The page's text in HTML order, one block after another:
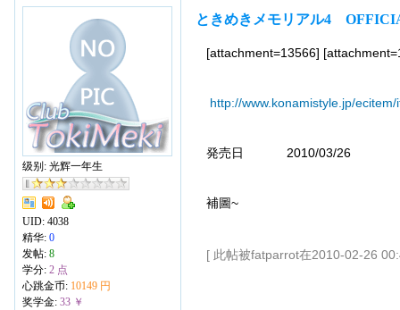
级别: 光辉一年生
UID: 4038
精华: 0
发帖: 8
学分: 2 点
心跳金币: 10149 円
奖学金: 33 ￥
ときめきメモリアル4
[attachment=13566]
http://www.konamistyle.jp/
発売日 2010/03/26
補圖~
[ 此帖被fatparrot在2010-02-26